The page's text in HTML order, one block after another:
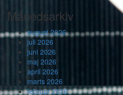
Månedsarkiv
august 2026
juli 2026
juni 2026
maj 2026
april 2026
marts 2026
februar 2026